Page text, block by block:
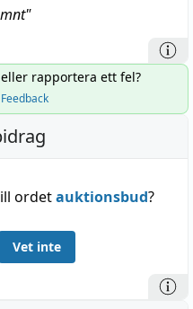
"
rapportera ett fel?
Feedback
ordetauktionsbud?
Vet inte